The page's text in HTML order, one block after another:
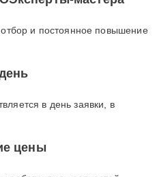
и постоянное повышение
в день заявки, в
цены